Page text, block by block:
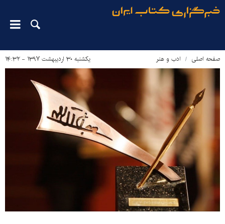
صفحه اصلی ادب و هنر یکشنبه ۳۰ اردیبهشت ۱۳۹۷ - ۱۴:۳۲